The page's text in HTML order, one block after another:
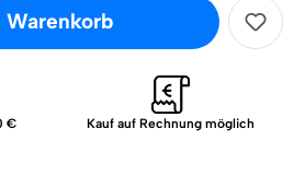
Warenkorb
€ Kauf auf Rechnung möglich